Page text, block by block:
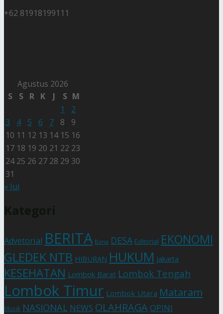
+62 81918199111
Agustus 2026
S
S R K J S M
1
2
3
4 5 6 7 8
9
10 11 12 13 14 15 16
17 18 19 20 21 22 23
24 25 26 27 28 29 30
31
« Jul
Advetorial BERITA Bima DESA Editorial EKONOMI
GLEDEK NTB HIBURAN HUKUM Jakarta
KESEHATAN Lombok Barat Lombok Tengah
Lombok Timur Lombok Utara Mataram
Musik NASIONAL NEWS OLAHRAGA OPINI